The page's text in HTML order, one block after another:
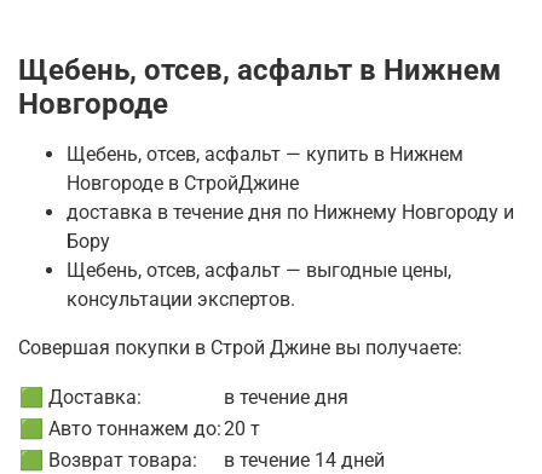
Щебень, отсев, асфальт в Нижнем
Новгороде
Щебень, отсев, асфальт — купить в Нижнем
Новгороде в СтройДжине
доставка в течение дня по Нижнему Новгороду и
Бору
Щебень, отсев, асфальт — выгодные цены,
консультации экспертов.
Совершая покупки в Строй Джине вы получаете:
🟩 Доставка:
в течение дня
🟩 Авто тоннажем до:20 т
🟩 Возврат товара:
в течение 14 дней